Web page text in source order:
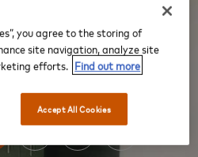
you agree to the storing of
site navigation, analyze site
efforts. Find out more
Accept All Cookies